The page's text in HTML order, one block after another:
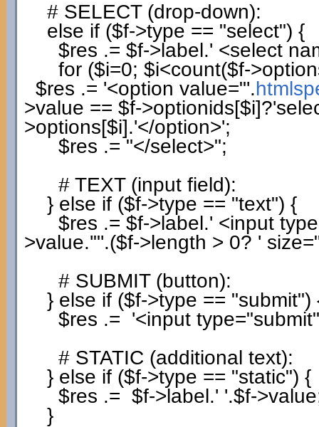
# SELECT (drop-down):
else if ($f->type == "select") {
$res .= $f->label.' <select
for ($i=0; $i<count($f->
$res .= '<option value="'.
>value == $f->optionids[$i]?
>options[$i].'</option>';
$res .= "</select>";
# TEXT (input field):
} else if ($f->type == "text") {
$res .= $f->label.' <input
>value.'"'.($f->length > 0? '
# SUBMIT (button):
} else if ($f->type == "submit")
$res .= '<input
# STATIC (additional text):
} else if ($f->type == "static") {
$res .= $f->label.' '.$f->value
}